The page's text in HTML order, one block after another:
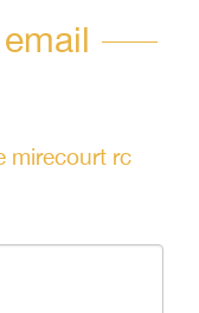
mirecourt rc